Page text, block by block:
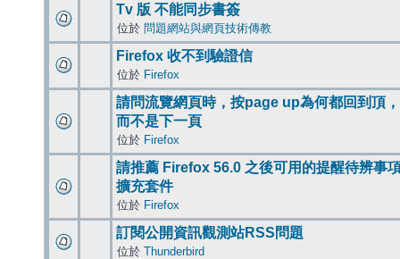
Tv 版 不能同步書簽
位於 問題網站與網頁技術傳教
Firefox 收不到驗證信
位於 Firefox
請問流覽網頁時，按page up為何都回到頂，
而不是下一頁
位於 Firefox
請推薦 Firefox 56.0 之後可用的提醒待辨事
擴充套件
位於 Firefox
訂閱公開資訊觀測站RSS問題
位於 Thunderbird